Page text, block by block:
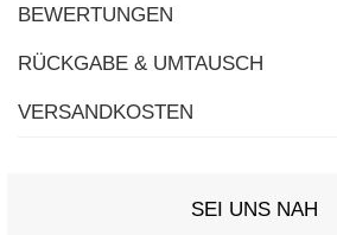
BEWERTUNGEN
RÜCKGABE & UMTAUSCH
VERSANDKOSTEN
SEI UNS NAH